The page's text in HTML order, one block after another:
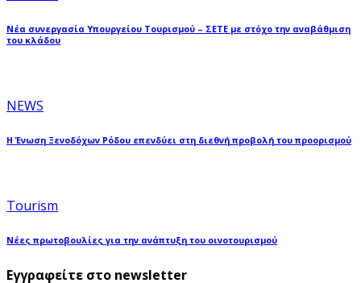
Νέα συνεργασία Υπουργείου Τουρισμού – ΣΕΤΕ με στόχο την αναβάθμιση
του κλάδου
NEWS
Η Ένωση Ξενοδόχων Ρόδου επενδύει στη διεθνή προβολή του προορισμού
Tourism
Νέες πρωτοβουλίες για την ανάπτυξη του οινοτουρισμού
Εγγραφείτε στο newsletter